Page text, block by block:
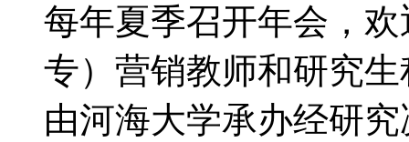
每年夏季召开年会，
专）营销教师和研究
由河海大学承办经研